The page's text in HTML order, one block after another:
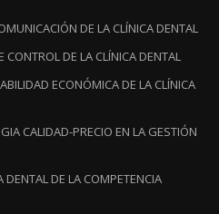
DE LA CLÍNICA DENTAL
DE LA CLÍNICA DENTAL
ECONÓMICA DE LA CLÍNICA
CALIDAD-PRECIO EN LA GESTIÓN
DENTAL DE LA COMPETENCIA